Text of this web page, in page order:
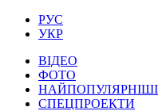
РУС
УКР
ВІДЕО
ФОТО
НАЙПОПУЛЯРНІШІ
СПЕЦПРОЕКТИ